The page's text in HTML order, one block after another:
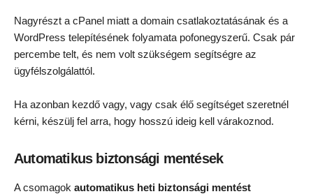
Nagyrészt a cPanel miatt a domain csatlakoztatásának és a
WordPress telepítésének folyamata pofonegyszerű. Csak pár
percembe telt, és nem volt szükségem segítségre az
ügyfélszolgálattól.
Ha azonban kezdő vagy, vagy csak élő segítséget szeretnél
kérni, készülj fel arra, hogy hosszú ideig kell várakoznod.
Automatikus biztonsági mentések
A csomagok automatikus heti biztonsági mentést